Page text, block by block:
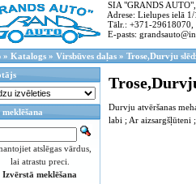
SIA "GRANDS
Adrese: Lielupes ielā
Tālr.: +371-29618070,
E-pasts:
» Katalogs » Virsbūves daļas » Trose,Durvju
Durvju atvēršanas
labi ; Ar aizsargšļūteni
atslēgas vārdus,
lai atrastu preci.
Izvērstā meklēšana